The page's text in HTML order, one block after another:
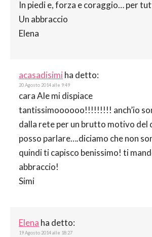
In piedi e, forza e coraggio… per
Un abbraccio
Elena
acasadisimi ha detto:
20 Agosto 2014 alle 9:49
cara Ale mi dispiace
tantissimoooooo!!!!!!!!! anch’io
dalla rete per un brutto motivo del
posso parlare….diciamo che non
quindi ti capisco benissimo! ti
abbraccio!
Simi
Elena ha detto:
19 Agosto 2014 alle 18:27